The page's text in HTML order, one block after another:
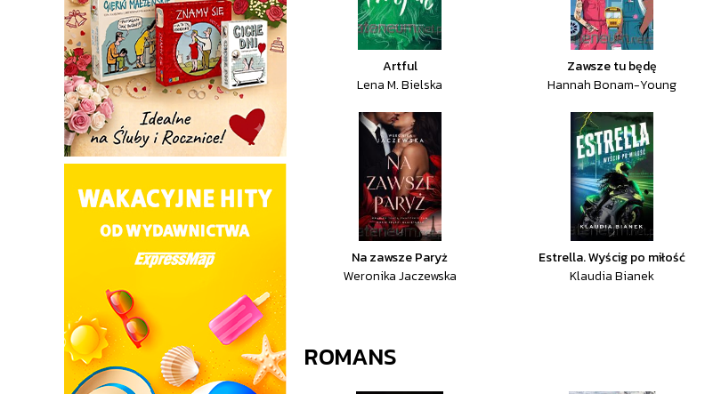
Artful
Lena M. Bielska
Zawsze tu będę
Hannah Bonam-Young
Na zawsze Paryż
Weronika Jaczewska
Estrella. Wyścig po miłość
Klaudia Bianek
ROMANS